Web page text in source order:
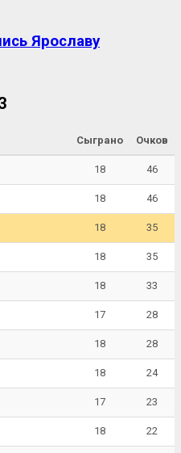
Ярославу
Сыграно Очков
18 46
18 46
18 35
18 35
18 33
17 28
18 28
18 24
17 23
18 22